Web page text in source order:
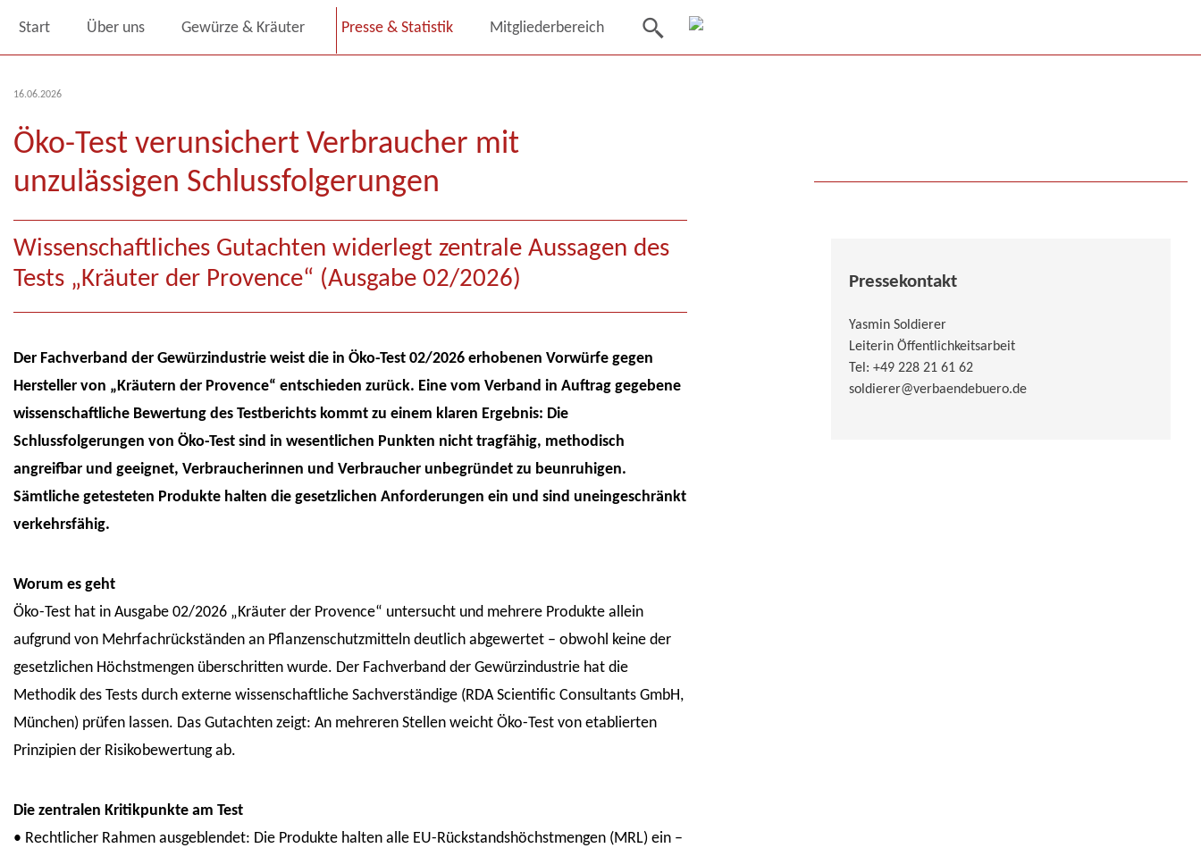
Start Über uns Gewürze & Kräuter Presse & Statistik Mitgliederbereich
16.06.2026
Öko-Test verunsichert Verbraucher mit
unzulässigen Schlussfolgerungen
Wissenschaftliches Gutachten widerlegt zentrale Aussagen des
Tests „Kräuter der Provence“ (Ausgabe 02/2026)
Der Fachverband der Gewürzindustrie weist die in Öko-Test 02/2026 erhobenen Vorwürfe gegen
Hersteller von „Kräutern der Provence“ entschieden zurück. Eine vom Verband in Auftrag gegebene
wissenschaftliche Bewertung des Testberichts kommt zu einem klaren Ergebnis: Die
Schlussfolgerungen von Öko-Test sind in wesentlichen Punkten nicht tragfähig, methodisch
angreifbar und geeignet, Verbraucherinnen und Verbraucher unbegründet zu beunruhigen.
Sämtliche getesteten Produkte halten die gesetzlichen Anforderungen ein und sind uneingeschränkt
verkehrsfähig.
Worum es geht
Öko-Test hat in Ausgabe 02/2026 „Kräuter der Provence“ untersucht und mehrere Produkte allein
aufgrund von Mehrfachrückständen an Pflanzenschutzmitteln deutlich abgewertet – obwohl keine der
gesetzlichen Höchstmengen überschritten wurde. Der Fachverband der Gewürzindustrie hat die
Methodik des Tests durch externe wissenschaftliche Sachverständige (RDA Scientific Consultants GmbH,
München) prüfen lassen. Das Gutachten zeigt: An mehreren Stellen weicht Öko-Test von etablierten
Prinzipien der Risikobewertung ab.
Die zentralen Kritikpunkte am Test
• Rechtlicher Rahmen ausgeblendet: Die Produkte halten alle EU-Rückstandshöchstmengen (MRL) ein –
Pressekontakt
Yasmin Soldierer
Leiterin Öffentlichkeitsarbeit
Tel: +49 228 21 61 62
soldierer@verbaendebuero.de